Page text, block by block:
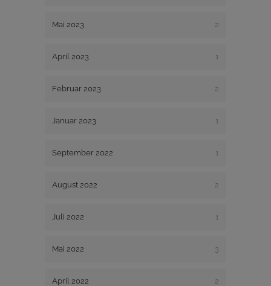
Mai 2023 2
April 2023 1
Februar 2023 2
Januar 2023 1
September 2022 1
August 2022 2
Juli 2022 1
Mai 2022 3
April 2022 2